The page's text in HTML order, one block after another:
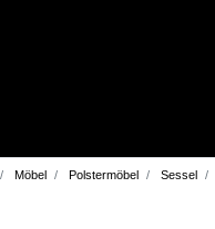
Möbel Polstermöbel Sessel